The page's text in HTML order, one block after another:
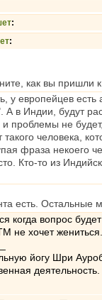
:
:
как вы пришли
у европейцев
А в Индии, будут
проблемы не
такого человека,
фраза некоего
Кто-то из
есть. Остальные
когда вопрос
не хочет
йогу Шри
деятельность.